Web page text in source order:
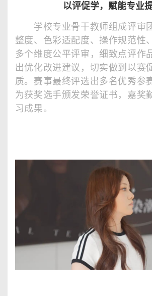
以评促学，赋能专业
学校专业骨干教师组成评审
整度、色彩适配度、操作规范性
多个维度公平评审，细致点评作
出优化改进建议，切实做到以赛
质。赛事最终评选出多名优秀参
为获奖选手颁发荣誉证书，嘉奖
习成果。